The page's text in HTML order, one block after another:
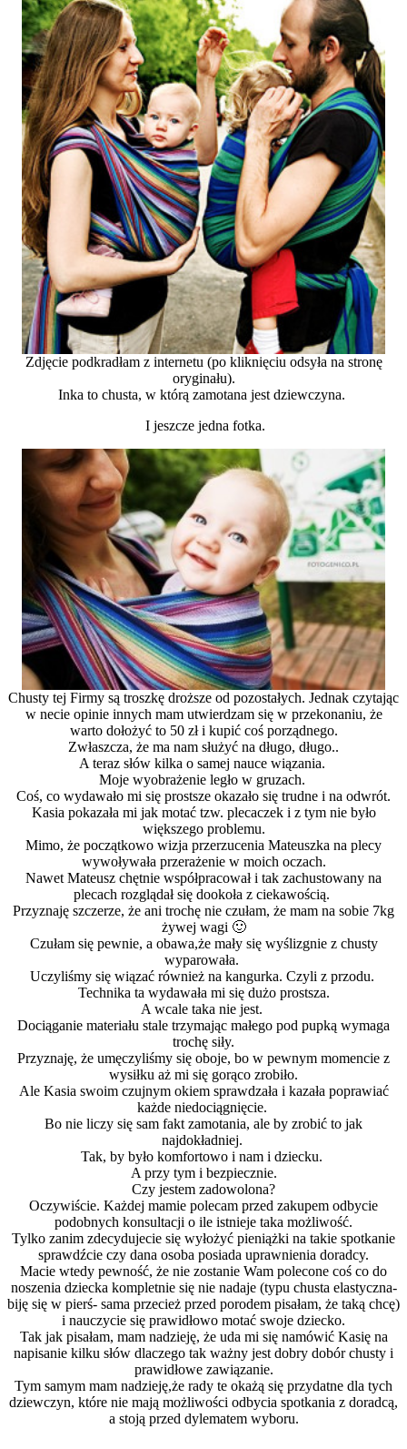
Zdjęcie podkradłam z internetu (po kliknięciu odsyła na stronę
oryginału).
Inka to chusta, w którą zamotana jest dziewczyna.
I jeszcze jedna fotka.
Chusty tej Firmy są troszkę droższe od pozostałych. Jednak czytając
w necie opinie innych mam utwierdzam się w przekonaniu, że
warto dołożyć to 50 zł i kupić coś porządnego.
Zwłaszcza, że ma nam służyć na długo, długo..
A teraz słów kilka o samej nauce wiązania.
Moje wyobrażenie legło w gruzach.
Coś, co wydawało mi się prostsze okazało się trudne i na odwrót.
Kasia pokazała mi jak motać tzw. plecaczek i z tym nie było
większego problemu.
Mimo, że początkowo wizja przerzucenia Mateuszka na plecy
wywoływała przerażenie w moich oczach.
Nawet Mateusz chętnie współpracował i tak zachustowany na
plecach rozglądał się dookoła z ciekawością.
Przyznaję szczerze, że ani trochę nie czułam, że mam na sobie 7kg
żywej wagi 🙂
Czułam się pewnie, a obawa,że mały się wyślizgnie z chusty
wyparowała.
Uczyliśmy się wiązać również na kangurka. Czyli z przodu.
Technika ta wydawała mi się dużo prostsza.
A wcale taka nie jest.
Dociąganie materiału stale trzymając małego pod pupką wymaga
trochę siły.
Przyznaję, że umęczyliśmy się oboje, bo w pewnym momencie z
wysiłku aż mi się gorąco zrobiło.
Ale Kasia swoim czujnym okiem sprawdzała i kazała poprawiać
każde niedociągnięcie.
Bo nie liczy się sam fakt zamotania, ale by zrobić to jak
najdokładniej.
Tak, by było komfortowo i nam i dziecku.
A przy tym i bezpiecznie.
Czy jestem zadowolona?
Oczywiście. Każdej mamie polecam przed zakupem odbycie
podobnych konsultacji o ile istnieje taka możliwość.
Tylko zanim zdecydujecie się wyłożyć pieniążki na takie spotkanie
sprawdźcie czy dana osoba posiada uprawnienia doradcy.
Macie wtedy pewność, że nie zostanie Wam polecone coś co do
noszenia dziecka kompletnie się nie nadaje (typu chusta elastyczna-
biję się w pierś- sama przecież przed porodem pisałam, że taką chcę)
i nauczycie się prawidłowo motać swoje dziecko.
Tak jak pisałam, mam nadzieję, że uda mi się namówić Kasię na
napisanie kilku słów dlaczego tak ważny jest dobry dobór chusty i
prawidłowe zawiązanie.
Tym samym mam nadzieję,że rady te okażą się przydatne dla tych
dziewczyn, które nie mają możliwości odbycia spotkania z doradcą,
a stoją przed dylematem wyboru.